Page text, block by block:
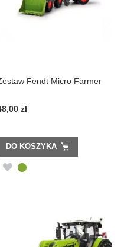
Fendt Micro Farmer
zł
DO KOSZYKA
DODAJ